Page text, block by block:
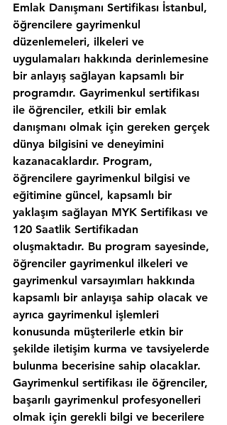
Emlak Danışmanı Sertifikası İstanbul,
öğrencilere gayrimenkul
düzenlemeleri, ilkeleri ve
uygulamaları hakkında derinlemesine
bir anlayış sağlayan kapsamlı bir
programdır. Gayrimenkul sertifikası
ile öğrenciler, etkili bir emlak
danışmanı olmak için gereken gerçek
dünya bilgisini ve deneyimini
kazanacaklardır. Program,
öğrencilere gayrimenkul bilgisi ve
eğitimine güncel, kapsamlı bir
yaklaşım sağlayan MYK Sertifikası ve
120 Saatlik Sertifikadan
oluşmaktadır. Bu program sayesinde,
öğrenciler gayrimenkul ilkeleri ve
gayrimenkul varsayımları hakkında
kapsamlı bir anlayışa sahip olacak ve
ayrıca gayrimenkul işlemleri
konusunda müşterilerle etkin bir
şekilde iletişim kurma ve tavsiyelerde
bulunma becerisine sahip olacaklar.
Gayrimenkul sertifikası ile öğrenciler,
başarılı gayrimenkul profesyonelleri
olmak için gerekli bilgi ve becerilere